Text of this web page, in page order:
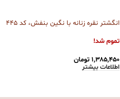
انگشتر نقره زنانه با نگین بنفش، کد 445
تموم شد!
۱,۳۸۵,۴۵۰ تومان
اطلاعات بیشتر